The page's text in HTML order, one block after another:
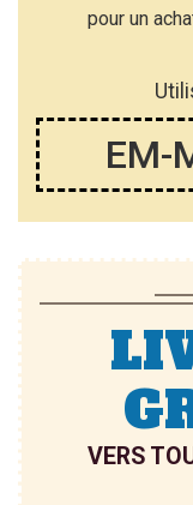
pour un
EM-
VERS